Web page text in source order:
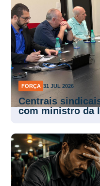
FORÇA 31 JUL 2026
Centrais
com ministro da